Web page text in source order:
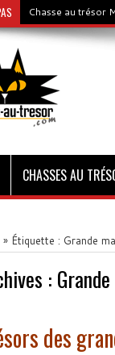
Chasse au trésor
CHASSES AU
» Étiquette : Grande
:
des